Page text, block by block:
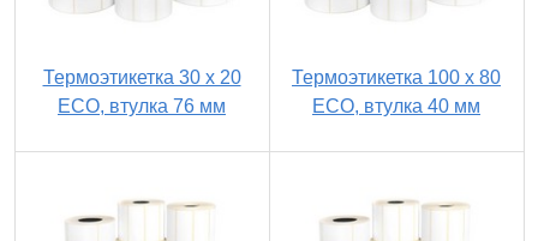
Термоэтикетка 30 х 20
ECO, втулка 76 мм
Термоэтикетка 100 х 80
ECO, втулка 40 мм